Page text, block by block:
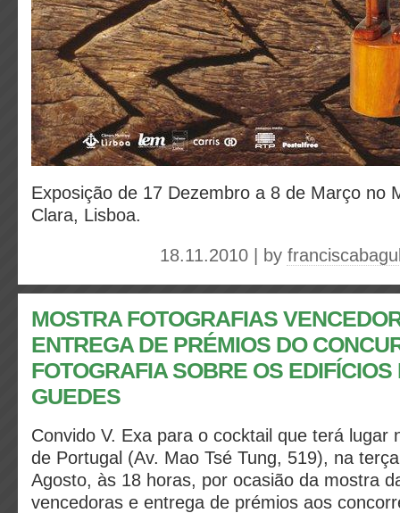
Exposição de 17 Dezembro a 8 de Março no
Clara, Lisboa.
18.11.2010 | by
MOSTRA FOTOGRAFIAS
ENTREGA DE PRÉMIOS DO
FOTOGRAFIA SOBRE OS EDIFÍCIOS
GUEDES
Convido V. Exa para o cocktail que terá lugar
de Portugal (Av. Mao Tsé Tung, 519), na
Agosto, às 18 horas, por ocasião da mostra
vencedoras e entrega de prémios aos